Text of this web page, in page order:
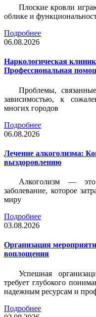
Плоские кровли
облике и
Подробнее
06.08.2026
Наркологическая
Профессиональная
Проблемы,
зависимостью, к
многих городов
Подробнее
06.08.2026
Лечение алкоголизма:
выздоровлению
Алкоголизм — это
заболевание, которое
миру
Подробнее
03.08.2026
Организация
воплощения
Успешная
требует глубокого
надежным ресурсам и
Подробнее